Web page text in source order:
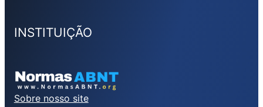
INSTITUIÇÃO
Sobre nosso site